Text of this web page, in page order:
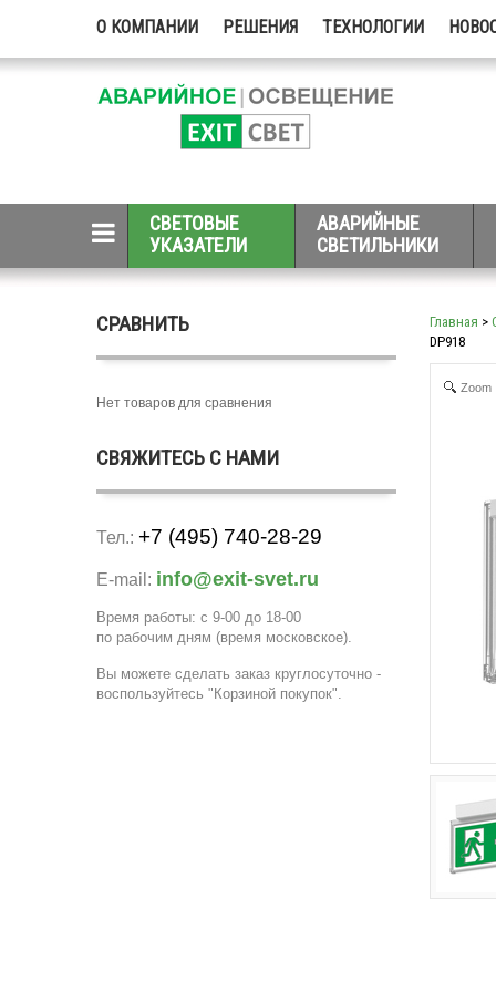
О КОМПАНИИ РЕШЕНИЯ ТЕХНОЛОГИИ
СВЕТОВЫЕ
УКАЗАТЕЛИ
АВАРИЙНЫЕ
СВЕТИЛЬНИКИ
СРАВНИТЬ
Нет товаров для сравнения
СВЯЖИТЕСЬ С НАМИ
Тел.: +7 (495) 740-28-29
E-mail: info@exit-svet.ru
Время работы: с 9-00 до 18-00
по рабочим дням (время московское).
Вы можете сделать заказ круглосуточно -
воспользуйтесь "Корзиной покупок".
Главная >
DP918
Zoom